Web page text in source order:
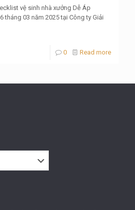
vệ sinh nhà xưởng Dễ Áp
tháng 03 năm 2025 tại Công ty Giải
0 Read more